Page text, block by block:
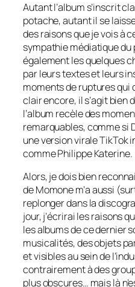
Autant l’album s’inscrit
potache, autant il se
des raisons que je vois à
sympathie médiatique du
également les quelques
par leurs textes et leurs
moments de ruptures qui
clair encore, il s’agit bien
l’album recèle des
remarquables, comme si
une version virale TikTok
comme Philippe Katerine.
Alors, je dois bien
de Momone m’a aussi
replonger dans la
jour, j’écrirai les raisons
les albums de ce dernier
musicalités, des objets
et visibles au sein de
contrairement à des
plus obscures… mais là